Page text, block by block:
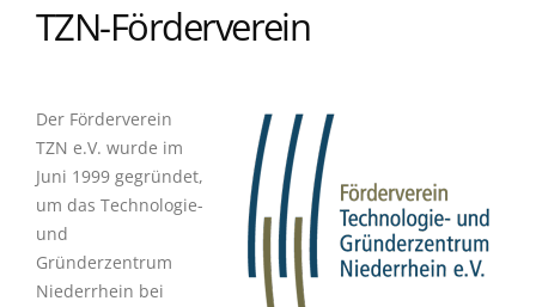
TZN-Förderverein
Der Förderverein
TZN e.V. wurde im
Juni 1999 gegründet,
um das Technologie-
und
Gründerzentrum
Niederrhein bei